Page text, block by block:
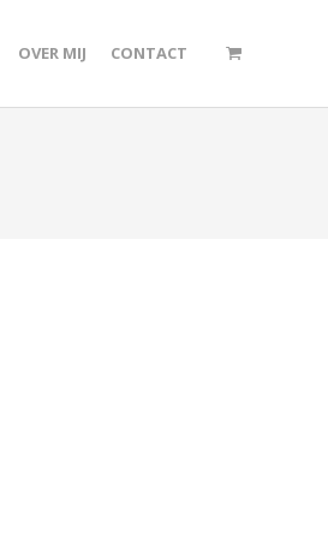
OVER MIJ CONTACT